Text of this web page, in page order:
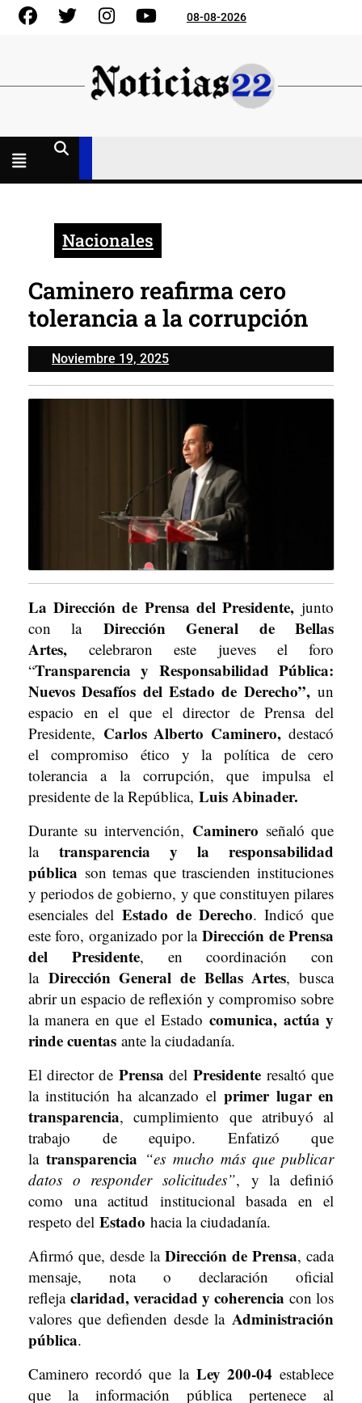
Skip
FacebookGorjeo InstagramYouTube08-08-2026
Nacionales
Caminero reafirma cero
tolerancia a la corrupción
Noviembre 19, 2025Noviembre
19,
2025
La Dirección de Prensa del Presidente,junto
con la Dirección General de Bellas
Artes, celebraron este jueves el foro
“Transparencia y Responsabilidad Pública:
Nuevos Desafíos del Estado de Derecho”,un
espacio en el que el director de Prensa del
Presidente, Carlos Alberto Caminero,destacó
el compromiso ético y la política de cero
tolerancia a la corrupción, que impulsa el
presidente de la República, Luis Abinader.
Durante su intervención, Caminero señaló que
la transparencia y la responsabilidad
pública son temas que trascienden instituciones
y periodos de gobierno, y que constituyen pilares
esenciales delEstado de Derecho. Indicó que
este foro, organizado por laDirección de Prensa
del Presidente, en coordinación con
la Dirección General de Bellas Artes, busca
abrir un espacio de reflexión y compromiso sobre
la manera en que el Estadocomunica, actúa y
rinde cuentas ante la ciudadanía.
El director de Prensa delPresidente resaltó que
la institución ha alcanzado elprimer lugar en
transparencia, cumplimiento que atribuyó al
trabajo de equipo. Enfatizó que
latransparencia “es mucho más que publicar
datos o responder solicitudes”, y la definió
como una actitud institucional basada en el
respeto del Estado hacia la ciudadanía.
Afirmó que, desde laDirección de Prensa, cada
mensaje, nota o declaración oficial
refleja claridad, veracidad y coherencia con los
valores que defienden desde la Administración
pública.
Caminero recordó que la Ley 200-04 establece
que la información pública pertenece al